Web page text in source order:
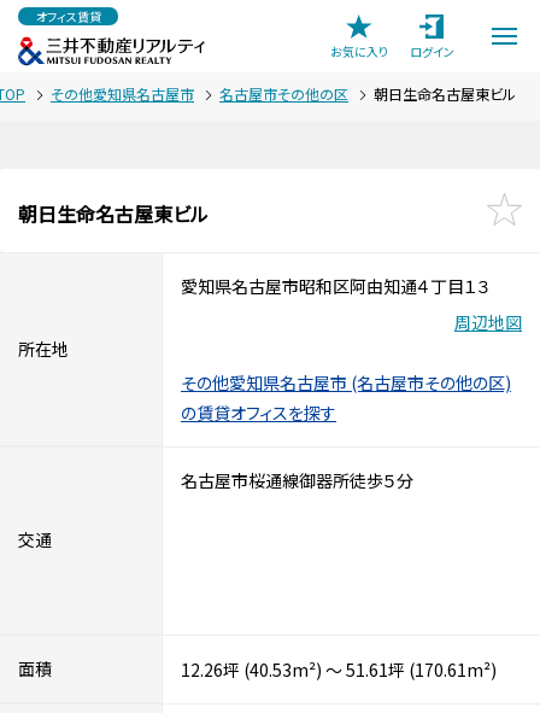
オフィス賃貸
お気に入り
ログイン
その他愛知県名古屋市 名古屋市その他の区 朝日生命名古屋東ビル
朝日生命名古屋東ビル
所在地
愛知県名古屋市昭和区阿由知通４丁目１３
周辺地図
その他愛知県名古屋市 (名古屋市その他の区)
の賃貸オフィスを探す
交通
名古屋市桜通線御器所徒歩５分
面積 12.26坪 (40.53m²) ～ 51.61坪 (170.61m²)